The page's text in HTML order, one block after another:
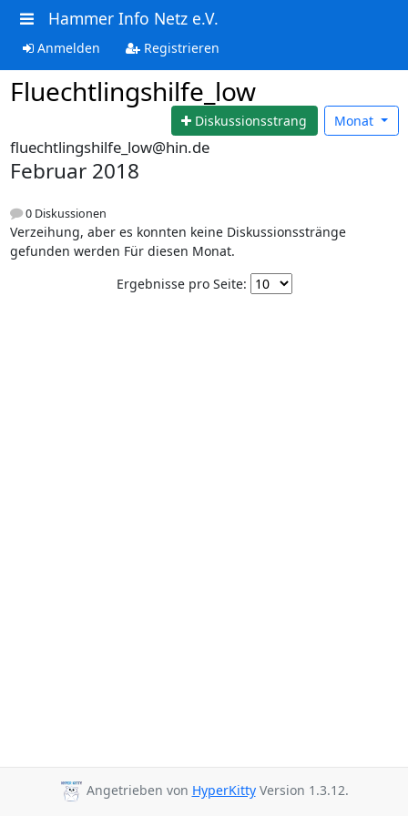
Hammer Info Netz e.V.
Anmelden Registrieren
Fluechtlingshilfe_low
Diskussionsstrang Monat
fluechtlingshilfe_low@hin.de
Februar 2018
0 Diskussionen
Verzeihung, aber es konnten keine Diskussionsstränge
gefunden werden Für diesen Monat.
Ergebnisse pro Seite:
Angetrieben von HyperKittyVersion 1.3.12.